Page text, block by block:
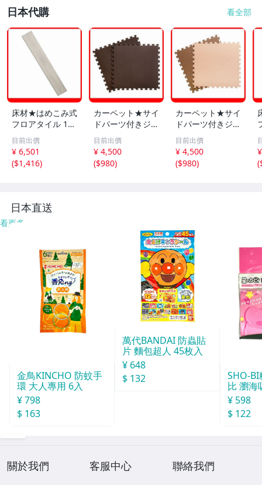
日本代購 看全部
床材★はめこみ式
フロアタイル 12
枚セット 1.5畳/
木目調 フローリ
ング DIY 賃貸OK/
防炎 防水 抗菌 床
目前出價
¥ 6,501
($1,416)
カーペット★サイ
ドパーツ付きジョ
イントマット 16
枚セット 大判60c
m 安心の低ホル
ムアルデヒド 防
目前出價
¥ 4,500
($980)
カーペット★サイ
ドパーツ付きジョ
イントマット 16
枚セット 大判60c
m 安心の低ホル
ムアルデヒド 防
目前出價
¥ 4,500
($980)
(
日本直送
看更多
金鳥KINCHO 防蚊手
環 大人專用 6入
¥ 798
$ 163
萬代BANDAI 防蟲貼
片 麵包超人 45枚入
¥ 648
$ 132
SHO-
比 瀏海
¥ 598
$ 122
關於我們 客服中心 聯絡我們